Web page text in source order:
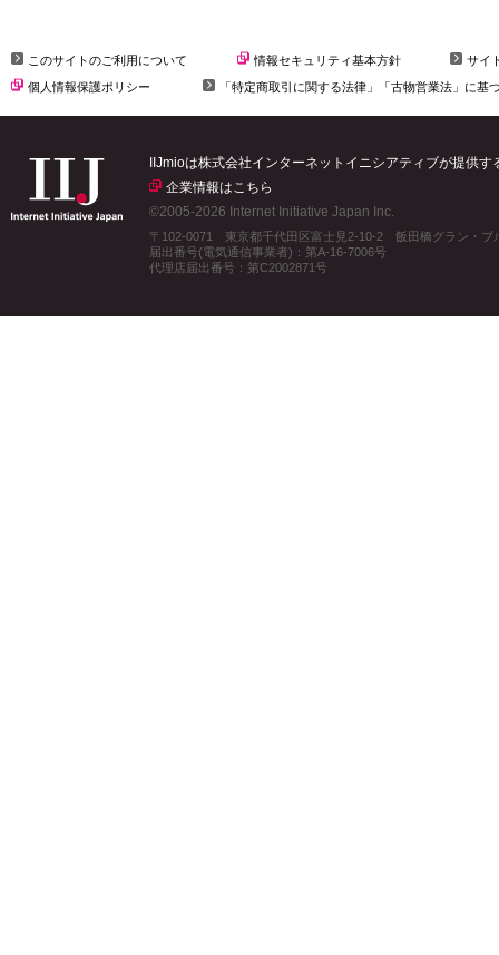
このサイトのご利用について 情報セキュリティ基本方針
サイ
個人情報保護ポリシー
「特定商取引に関する法律」「古物営業法」に基
IIJmioは株式会社インターネットイニシアティブが提供
企業情報はこちら
©2005-2026 Internet Initiative Japan Inc.
〒102-0071 東京都千代田区富士見2-10-2 飯田橋グラン・ブ
届出番号(電気通信事業者)：第A-16-7006号
代理店届出番号：第C2002871号